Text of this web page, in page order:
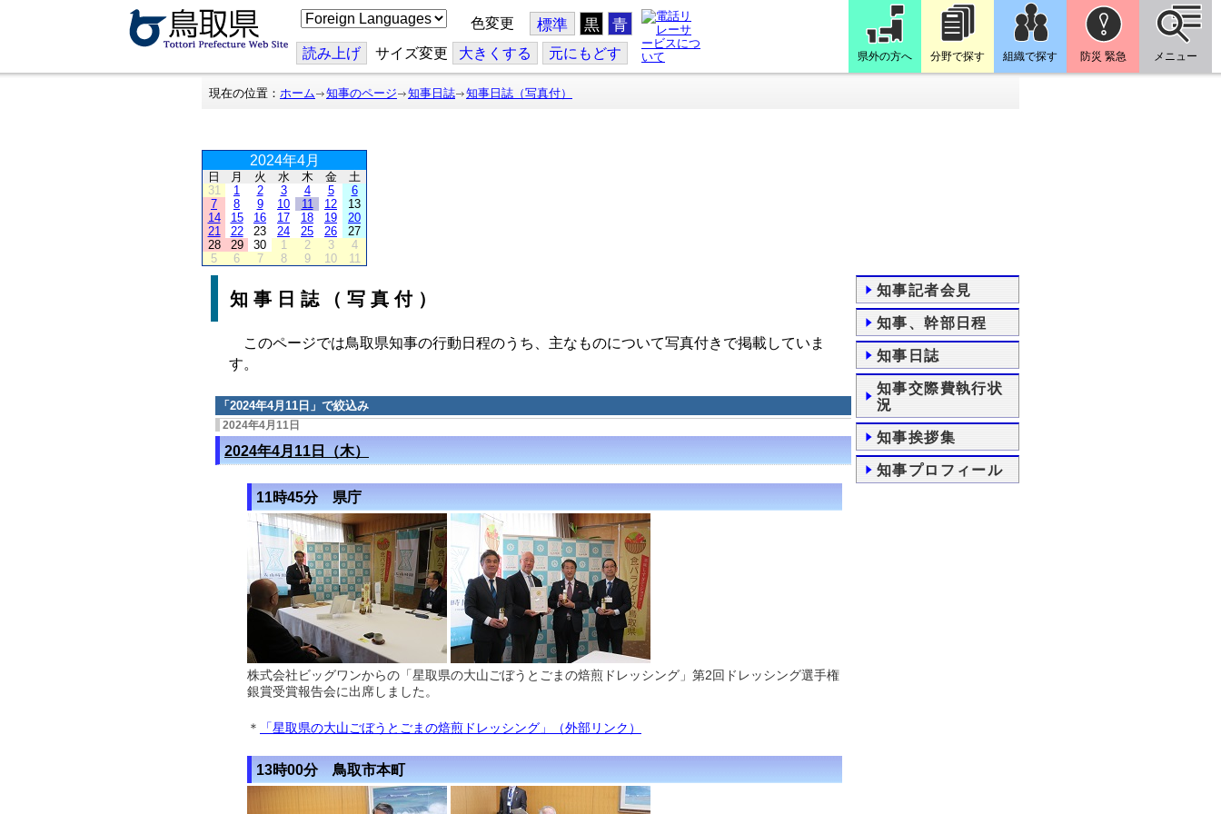
こ
の
ジ
を
翻
色変更 標準 黒 青
読み上げ サイズ変更 大きくする 元にもどす 県外の方へ 分野で探す 組織で探す 防災 緊急 メニュー
現在の位置： ホーム 知事のページ 知事日誌 知事日誌（写真付）
2024年4月
日 月 火 水 木 金
土
31
1 2 3 4 5
6
7
8 9 10 11 12
13
14
15 16 17 18 19
20
21
22 23 24 25 26
27
28
29 30 1 2 3
4
5
6 7 8 9 10 11
知事日誌（写真付）
このページでは鳥取県知事の行動日程のうち、主なものについて写真付きで掲載していま
す。
「 2024年4月11日 」で絞込み
2024年4月11日
2024年4月11日（木）
11時45分 県庁
株式会社ビッグワンからの「星取県の大山ごぼうとごまの焙煎ドレッシング」第2回ドレッシング選手権
銀賞受賞報告会に出席しました。
＊ 「星取県の大山ごぼうとごまの焙煎ドレッシング」（外部リンク）
13時00分 鳥取市本町
知事記者会見
知事、幹部日程
知事日誌
知事交際費執行状
況
知事挨拶集
知事プロフィール